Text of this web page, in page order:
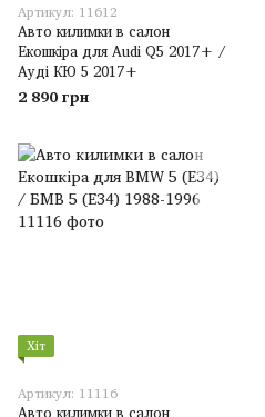
Артикул: 11612
Авто килимки в салон
Екошкіра для Audi Q5 2017+ /
Ауді КЮ 5 2017+
2 890 грн
Хіт
Артикул: 11116